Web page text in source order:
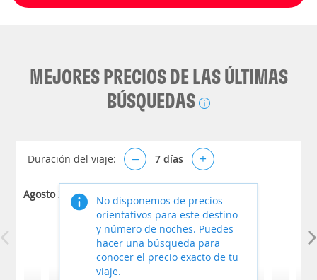
MEJORES PRECIOS DE LAS ÚLTIMAS
BÚSQUEDAS
Duración del viaje: – 7 días +
Agosto 2026
No disponemos de precios
orientativos para este destino
y número de noches. Puedes
hacer una búsqueda para
conocer el precio exacto de tu
viaje.